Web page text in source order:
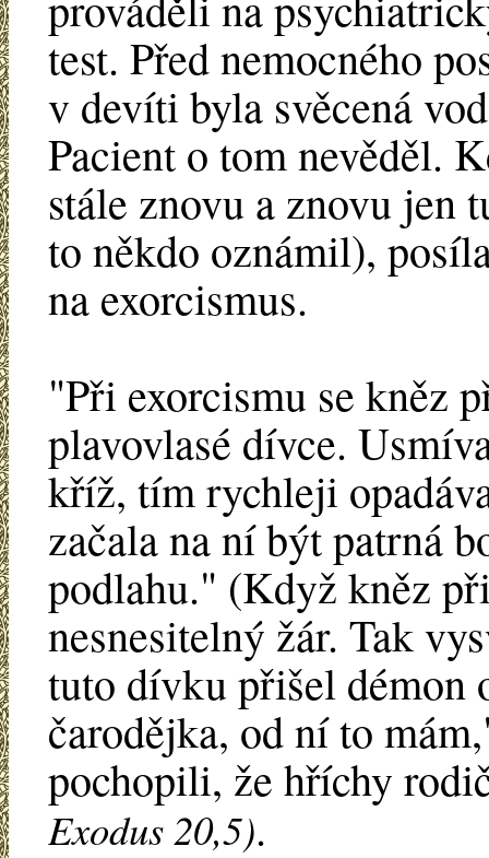
test. Před nemocného
v devíti byla svěcená
Pacient o tom nevěděl.
stále znovu a znovu jen
to někdo oznámil),
na exorcismus.
"Při exorcismu se kněz
plavovlasé dívce.
kříž, tím rychleji
začala na ní být patrná
podlahu." (Když kněz
nesnesitelný žár. Tak
tuto dívku přišel démon
čarodějka, od ní to
pochopili, že hříchy
Exodus 20,5).